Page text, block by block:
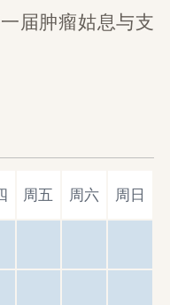
届肿瘤姑息与支
周五 周六 周日